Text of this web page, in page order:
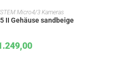
WARENKORB
Micro4/3 Kameras
II Gehäuse sandbeige